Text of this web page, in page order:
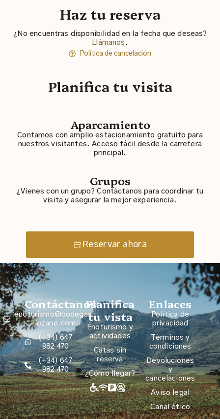
Haz tu reserva
¿No encuentras disponibilidad en la fecha que deseas?
Llámanos .
Política de cancelación
Planifica tu visita
Aparcamiento
Contamos con amplio estacionamiento gratuito para
nuestros visitantes. Acceso fácil desde la carretera
principal.
Grupos
¿Vienes con un grupo? Contáctanos para coordinar tu
visita y asegurar la mejor experiencia.
Reservar ahora
Contáctanos
enoturismo@bodegas-
lozano.com​
(+34) 647
982 470
(+34) 647
982 470
Planifica
tu vista
Enoturismo y
actividades
Catas sin
reserva
¿Cómo llegar?
Enlaces
Política de
privacidad
Términos y
condiciones
Devoluciones
y
cancelaciones
Aviso legal
Canal ético